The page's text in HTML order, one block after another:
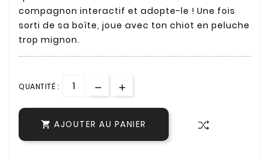
compagnon interactif et adopte-le ! Une fois
sorti de sa boîte, joue avec ton chiot en peluche
trop mignon.
QUANTITÉ :
 AJOUTER AU PANIER